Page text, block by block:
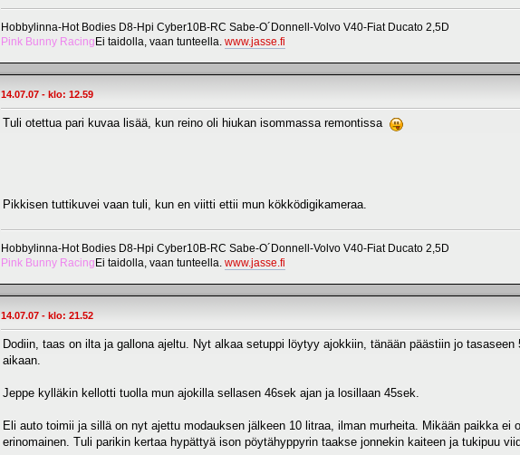
Hobbylinna-Hot Bodies D8-Hpi Cyber10B-RC Sabe-O´Donnell-Volvo V40-Fiat Ducato 2,5D
Pink Bunny Racing Ei taidolla, vaan tunteella. www.jasse.fi
14.07.07 - klo: 12.59
Tuli otettua pari kuvaa lisää, kun reino oli hiukan isommassa remontissa
Pikkisen tuttikuvei vaan tuli, kun en viitti ettii mun kökködigikameraa.
Hobbylinna-Hot Bodies D8-Hpi Cyber10B-RC Sabe-O´Donnell-Volvo V40-Fiat Ducato 2,5D
Pink Bunny Racing Ei taidolla, vaan tunteella. www.jasse.fi
14.07.07 - klo: 21.52
Dodiin, taas on ilta ja gallona ajeltu. Nyt alkaa setuppi löytyy ajokkiin, tänään päästiin jo
aikaan.
Jeppe kylläkin kellotti tuolla mun ajokilla sellasen 46sek ajan ja losillaan 45sek.
Eli auto toimii ja sillä on nyt ajettu modauksen jälkeen 10 litraa, ilman murheita. Mikään paikka
erinomainen. Tuli parikin kertaa hypättyä ison pöytähyppyrin taakse jonnekin kaiteen ja tukipuu